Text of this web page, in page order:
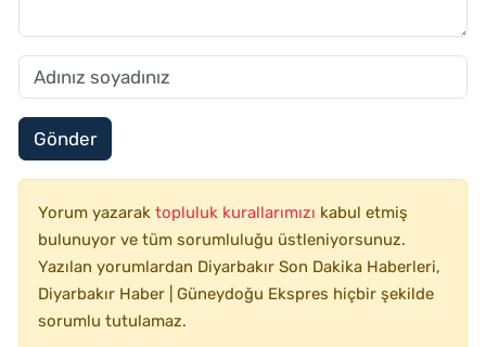
Gönder
Yorum yazarak topluluk kurallarımızı kabul etmiş
bulunuyor ve tüm sorumluluğu üstleniyorsunuz.
Yazılan yorumlardan Diyarbakır Son Dakika Haberleri,
Diyarbakır Haber | Güneydoğu Ekspres hiçbir şekilde
sorumlu tutulamaz.